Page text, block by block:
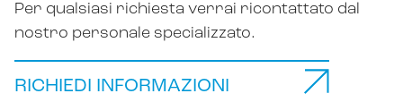
Per qualsiasi richiesta verrai ricontattato dal
nostro personale specializzato.
RICHIEDI INFORMAZIONI